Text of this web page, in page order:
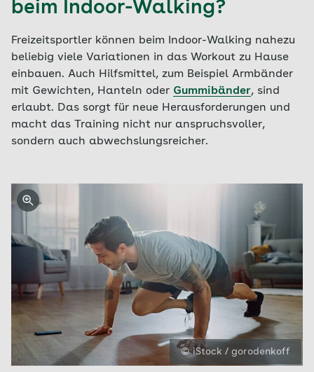
beim Indoor-Walking?
Freizeitsportler können beim Indoor-Walking nahezu
beliebig viele Variationen in das Workout zu Hause
einbauen. Auch Hilfsmittel, zum Beispiel Armbänder
mit Gewichten, Hanteln oder Gummibänder, sind
erlaubt. Das sorgt für neue Herausforderungen und
macht das Training nicht nur anspruchsvoller,
sondern auch abwechslungsreicher.
© iStock / gorodenkoff